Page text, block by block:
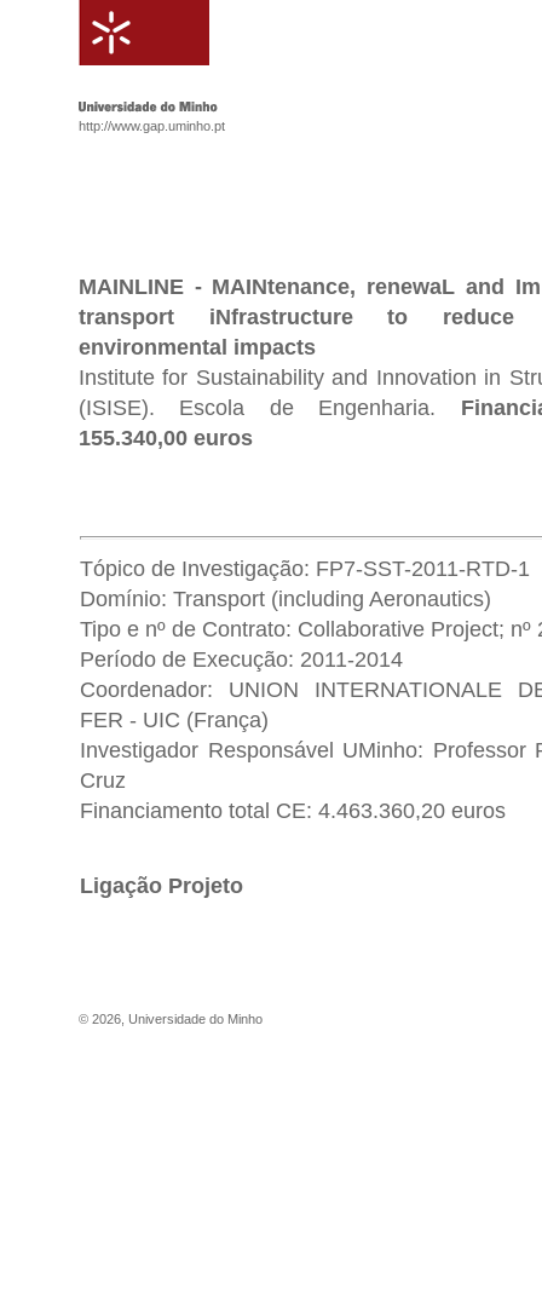
http://www.gap.uminho.pt
MAINLINE - MAINtenance, renewaL and
transport iNfrastructure to reduce
environmental impacts
Institute for Sustainability and Innovation in
(ISISE). Escola de Engenharia.
155.340,00 euros
Tópico de Investigação: FP7-SST-2011-RTD-1
Domínio: Transport (including Aeronautics)
Tipo e nº de Contrato: Collaborative Project; nº
Período de Execução: 2011-2014
Coordenador: UNION INTERNATIONALE
FER - UIC (França)
Investigador Responsável UMinho: Professor
Cruz
Financiamento total CE: 4.463.360,20 euros
Ligação Projeto
© 2026 Universidade do Minho